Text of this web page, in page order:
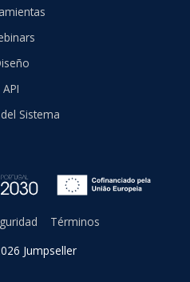
API
Sistema
Jumpseller
Términos